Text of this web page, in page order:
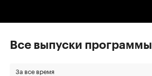
Все выпуски программы
За все время